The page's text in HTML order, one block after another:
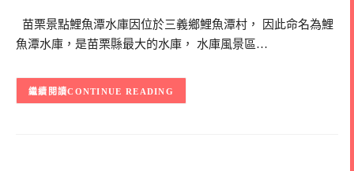
苗栗景點鯉魚潭水庫因位於三義鄉鯉魚潭村， 因此命名為鯉
魚潭水庫，是苗栗縣最大的水庫， 水庫風景區…
CONTINUE READING